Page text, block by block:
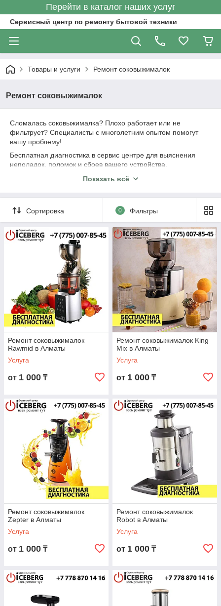
Перейти в каталог наших услуг
Сервисный центр по ремонту бытовой техники
Товары и услуги Ремонт соковыжималок
Ремонт соковыжималок
Сломалась соковыжималка? Плохо работает или не
фильтрует? Специалисты с многолетним опытом помогут
вашу проблему!
Бесплатная диагностика в сервис центре для выяснения
неполадок, поломок и сбоев вашего устройства.
Бесплатный курьер, который заберет вашу соковыжималку и
Гарантия в зависимости от ремонта до 12 месяцев.
Мы работаем только с сертифицированными запчастями и
лицензированными поставщиками!
Показать всё
Сортировка 0 Фильтры
Ремонт соковыжималок
Rawmid в Алматы
Услуга
от 1 000 ₸
Ремонт соковыжималок King
Mix в Алматы
Услуга
от 1 000 ₸
Ремонт соковыжималок
Zepter в Алматы
Услуга
от 1 000 ₸
Ремонт соковыжималок
Robot в Алматы
Услуга
от 1 000 ₸